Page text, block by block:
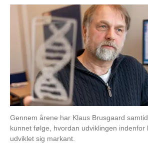
Gennem årene har Klaus Brusgaard
kunnet følge, hvordan udviklingen indenfor
udviklet sig markant.